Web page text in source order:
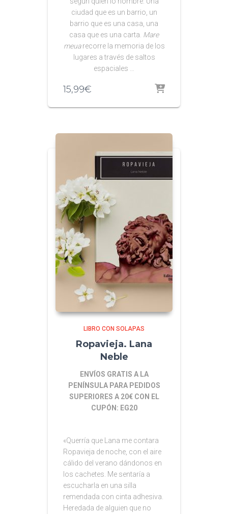
ciudad que es un barrio, un
barrio que es una casa, una
casa que es una carta. Mare
meuarecorre la memoria de los
lugares a través de saltos
espaciales …
15,99€
LIBRO CON SOLAPAS
Ropavieja. Lana
Neble
ENVÍOS GRATIS A LA
PENÍNSULA PARA PEDIDOS
SUPERIORES A 20€ CON EL
CUPÓN: EG20
«Querría que Lana me contara
Ropavieja de noche, con el aire
cálido del verano dándonos en
los cachetes. Me sentaría a
escucharla en una silla
remendada con cinta adhesiva.
Heredada de alguien que no